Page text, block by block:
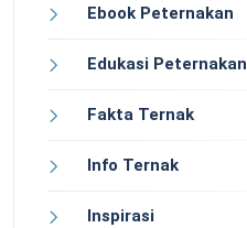
Ebook Peternakan
Edukasi Peternakan
Fakta Ternak
Info Ternak
Inspirasi